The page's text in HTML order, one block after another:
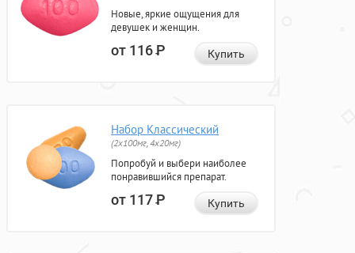
Новые, яркие ощущения для
девушек и женщин.
от 116Р Купить
Набор Классический
(2x100мг, 4x20мг)
Попробуй и выбери наиболее
понравившийся препарат.
от 117Р Купить